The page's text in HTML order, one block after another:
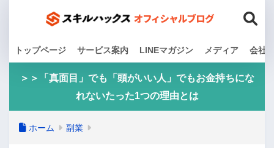
トップページ サービス案内 LINEマガジン メディア 会社
＞＞「真面目」でも「頭がいい人」でもお金持ちにな
れないたった1つの理由とは
ホーム 副業